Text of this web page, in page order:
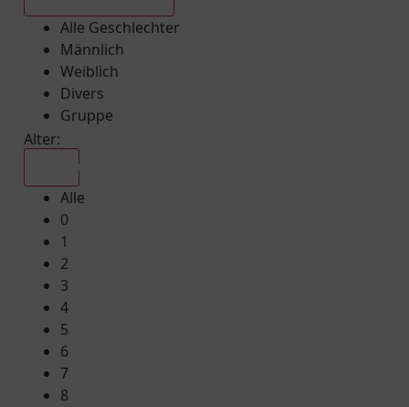
Alle Geschlechter
Männlich
Weiblich
Divers
Gruppe
Alter:
Alle
0
1
2
3
4
5
6
7
8